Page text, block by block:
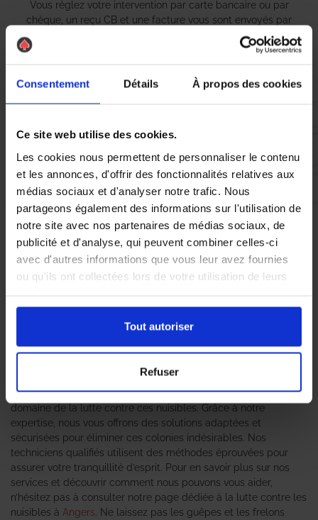
Consentement Détails À propos des cookies
Ce site web utilise des cookies.
Les cookies nous permettent de personnaliser le contenu
et les annonces, d'offrir des fonctionnalités relatives aux
médias sociaux et d'analyser notre trafic. Nous
partageons également des informations sur l'utilisation de
notre site avec nos partenaires de médias sociaux, de
publicité et d'analyse, qui peuvent combiner celles-ci
avec d'autres informations que vous leur avez fournies
ou qu'ils ont collectées lors de votre utilisation de leurs
Tout autoriser
Refuser
Vous réglez votre intervention par carte bancaire ou par
chèque, un reçu CB et une facture vous sont envoyés par
Etape 5 :
Vous recevez une demande d’évaluation de votre expérience
avec l’équipe AS DE PIC.
Nous avons pensé à tout
inoffensifs, peuvent représenter un danger réel, surtout pour les
personnes allergiques. C’est pourquoi il est essentiel de faire
pour garantir une intervention rapide et efficace.
L’agence As de Pic se positionne comme le leader dans le
domaine de la lutte contre ces nuisibles. Grâce à notre
expertise, nous vous offrons des solutions adaptées et
sécurisées pour éliminer ces colonies indésirables. Nos
techniciens qualifiés utilisent des méthodes éprouvées pour
assurer votre tranquillité d’esprit. Pour en savoir plus sur nos
services et découvrir comment nous pouvons vous aider,
n’hésitez pas à consulter notre page dédiée à la lutte contre les
nuisibles à Angers . Ne laissez pas les guêpes et les frelons